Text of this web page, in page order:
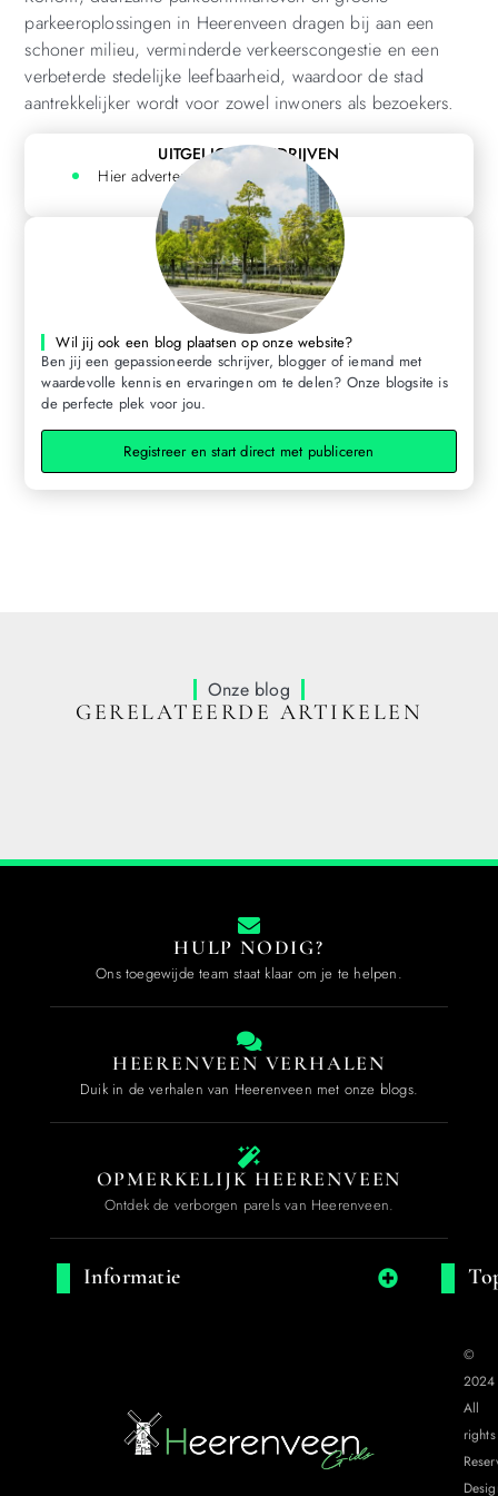
parkeeroplossingen in Heerenveen dragen bij aan een
schoner milieu, verminderde verkeerscongestie en een
verbeterde stedelijke leefbaarheid, waardoor de stad
aantrekkelijker wordt voor zowel inwoners als bezoekers.
UITGELICHTE BEDRIJVEN
Hier adverteren? Klik hier
Wil jij ook een blog plaatsen op onze website?
Ben jij een gepassioneerde schrijver, blogger of iemand met
waardevolle kennis en ervaringen om te delen? Onze blogsite is
de perfecte plek voor jou.
Registreer en start direct met publiceren
Onze blog
GERELATEERDE ARTIKELEN
HULP NODIG?
Ons toegewijde team staat klaar om je te helpen.
HEERENVEEN VERHALEN
Duik in de verhalen van Heerenveen met onze blogs.
OPMERKELIJK HEERENVEEN
Ontdek de verborgen parels van Heerenveen.
Informatie
©
2024
All
rights